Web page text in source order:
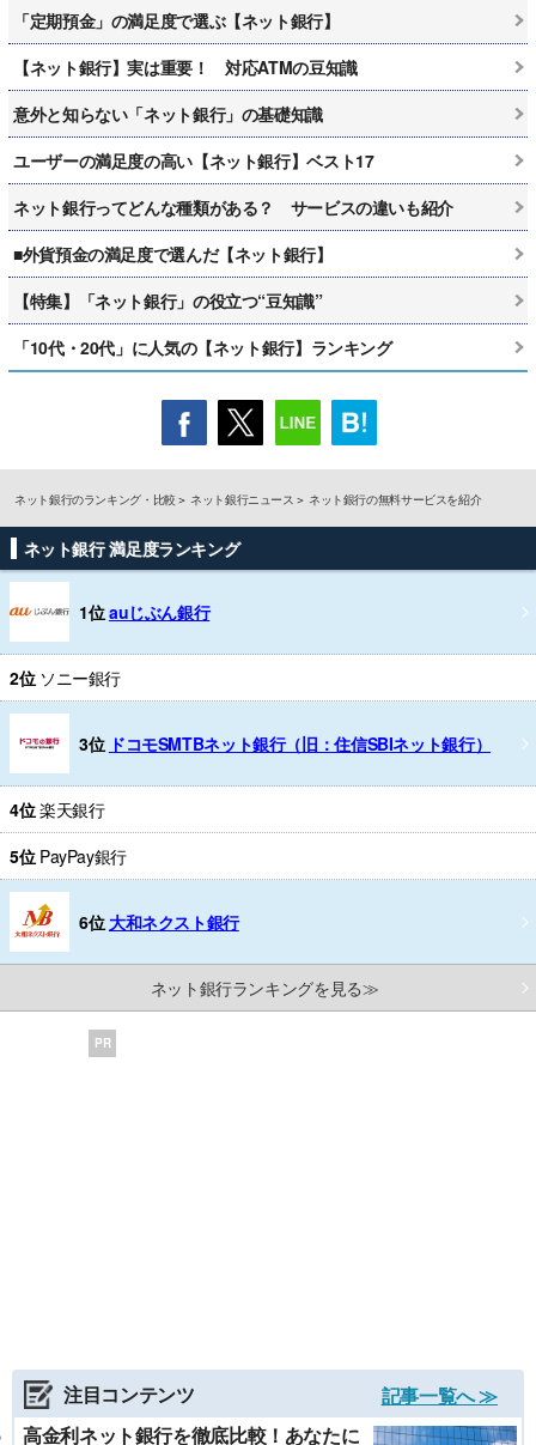
「定期預金」の満足度で選ぶ【ネット銀行】
【ネット銀行】実は重要！ 対応ATMの豆知識
意外と知らない「ネット銀行」の基礎知識
ユーザーの満足度の高い【ネット銀行】ベスト17
ネット銀行ってどんな種類がある？ サービスの違いも紹介
■外貨預金の満足度で選んだ【ネット銀行】
【特集】「ネット銀行」の役立つ“豆知識”
「10代・20代」に人気の【ネット銀行】ランキング
ネット銀行のランキング・比較 ネット銀行ニュース ネット銀行の無料サービスを紹介
ネット銀行 満足度ランキング
1位auじぶん銀行
2位 ソニー銀行
3位 ドコモSMTBネット銀行（旧：住信SBIネット銀行）
4位楽天銀行
5位 PayPay銀行
6位 大和ネクスト銀行
ネット銀行ランキングを見る≫
PR
注目コンテンツ
記事一覧へ ≫
高金利ネット銀行を徹底比較！あなたに